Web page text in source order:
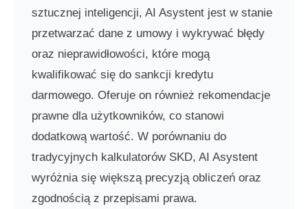
sztucznej inteligencji, AI Asystent jest w stanie
przetwarzać dane z umowy i wykrywać błędy
oraz nieprawidłowości, które mogą
kwalifikować się do sankcji kredytu
darmowego. Oferuje on również rekomendacje
prawne dla użytkowników, co stanowi
dodatkową wartość. W porównaniu do
tradycyjnych kalkulatorów SKD, AI Asystent
wyróżnia się większą precyzją obliczeń oraz
zgodnością z przepisami prawa.